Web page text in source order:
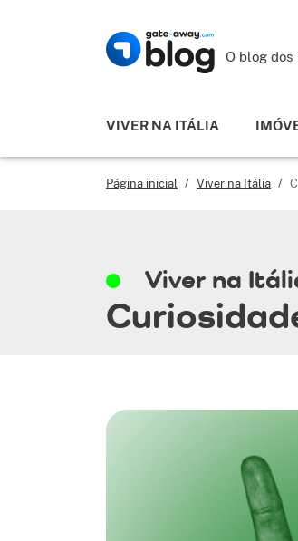
O blog
VIVER NA ITÁLIA
Página inicial / Viver na Itália /
Viver na